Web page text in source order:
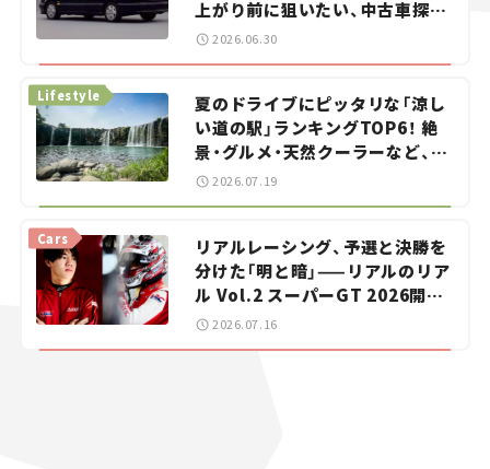
上がり前に狙いたい、中古車探し
をお手伝い――ちょっとイケてるマ
2026.06.30
夏のドライブにピッタリな「涼し
い道の駅」ランキングTOP6！ 絶
景・グルメ・天然クーラーなど、避
暑におすすめのスポットを紹介
【道の駅マニアの推し駅ガイド】
Lifestyle
2026.07.19
リアルレーシング、予選と決勝を
分けた「明と暗」——リアルのリア
ル Vol.2 スーパーGT 2026開幕
戦 岡山国際サーキット
Cars
2026.07.16